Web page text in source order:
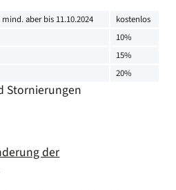
aber bis 11.10.2024
kostenlos
10%
15%
20%
Stornierungen
der